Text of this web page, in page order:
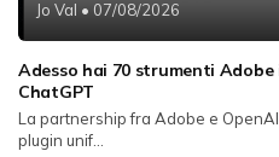
Jo Val • 07/08/2026
Adesso hai 70 strumenti
ChatGPT
La partnership fra Adobe e
plugin unif...